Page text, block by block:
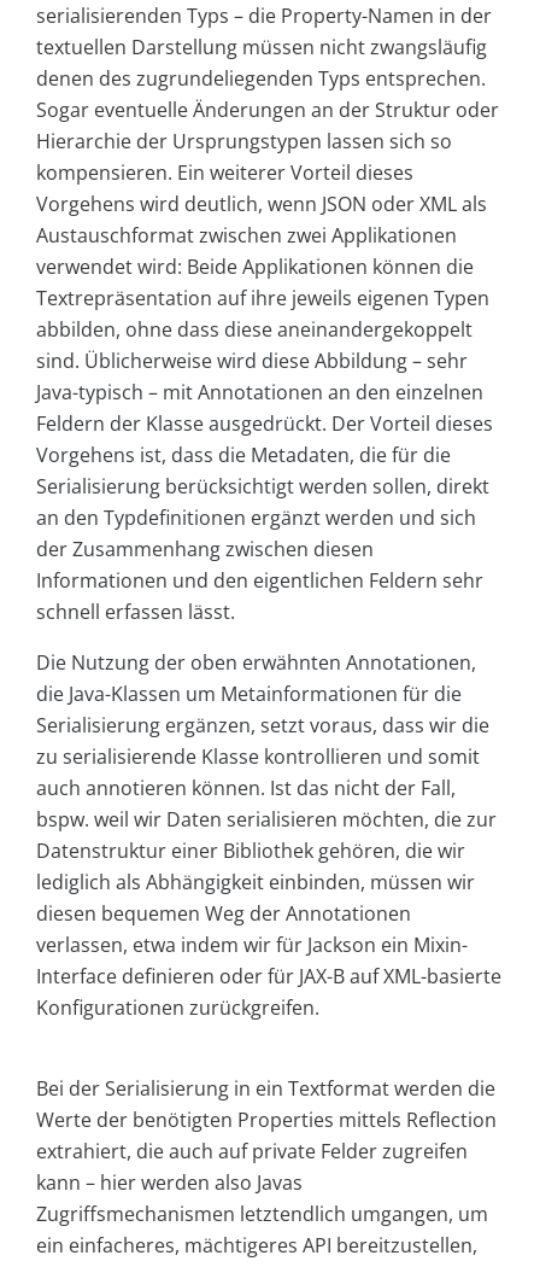
serialisierenden Typs – die Property-Namen in der
textuellen Darstellung müssen nicht zwangsläufig
denen des zugrundeliegenden Typs entsprechen.
Sogar eventuelle Änderungen an der Struktur oder
Hierarchie der Ursprungstypen lassen sich so
kompensieren. Ein weiterer Vorteil dieses
Vorgehens wird deutlich, wenn JSON oder XML als
Austauschformat zwischen zwei Applikationen
verwendet wird: Beide Applikationen können die
Textrepräsentation auf ihre jeweils eigenen Typen
abbilden, ohne dass diese aneinandergekoppelt
sind. Üblicherweise wird diese Abbildung – sehr
Java-typisch – mit Annotationen an den einzelnen
Feldern der Klasse ausgedrückt. Der Vorteil dieses
Vorgehens ist, dass die Metadaten, die für die
Serialisierung berücksichtigt werden sollen, direkt
an den Typdefinitionen ergänzt werden und sich
der Zusammenhang zwischen diesen
Informationen und den eigentlichen Feldern sehr
schnell erfassen lässt.
Die Nutzung der oben erwähnten Annotationen,
die Java-Klassen um Metainformationen für die
Serialisierung ergänzen, setzt voraus, dass wir die
zu serialisierende Klasse kontrollieren und somit
auch annotieren können. Ist das nicht der Fall,
bspw. weil wir Daten serialisieren möchten, die zur
Datenstruktur einer Bibliothek gehören, die wir
lediglich als Abhängigkeit einbinden, müssen wir
diesen bequemen Weg der Annotationen
verlassen, etwa indem wir für Jackson ein Mixin-
Interface definieren oder für JAX-B auf XML-basierte
Konfigurationen zurückgreifen.
Bei der Serialisierung in ein Textformat werden die
Werte der benötigten Properties mittels Reflection
extrahiert, die auch auf private Felder zugreifen
kann – hier werden also Javas
Zugriffsmechanismen letztendlich umgangen, um
ein einfacheres, mächtigeres API bereitzustellen,